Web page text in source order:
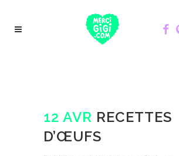
12 AVR RECETTES
D’ŒUFS